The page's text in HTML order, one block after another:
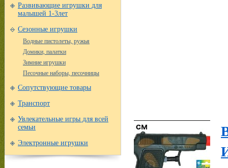
Развивающие игрушки для
малышей 1-3лет
Сезонные игрушки
Водные пистолеты, ружья
Домики, палатки
Зимние игрушки
Песочные наборы, песочницы
Сопутствующие товары
Транспорт
Увлекательные игры для всей
семьи
Электронные игрушки